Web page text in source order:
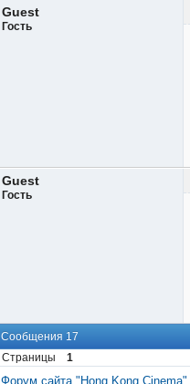
Guest
Гость
Guest
Гость
Сообщения 17
Страницы
1
Форум сайта "Hong Kong Cinema"